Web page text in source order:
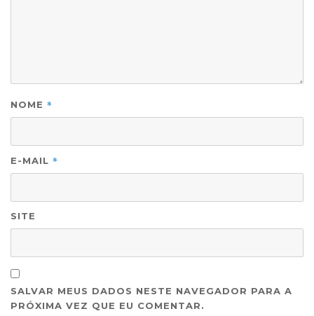
NOME *
E-MAIL *
SITE
SALVAR MEUS DADOS NESTE NAVEGADOR PARA A
PRÓXIMA VEZ QUE EU COMENTAR.